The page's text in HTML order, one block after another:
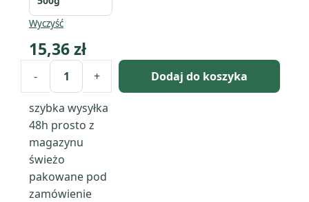
Wyczyść
15,36zł
- + Dodaj do koszyka
szybka wysyłka
48h prosto z
magazynu
świeżo
pakowane pod
zamówienie